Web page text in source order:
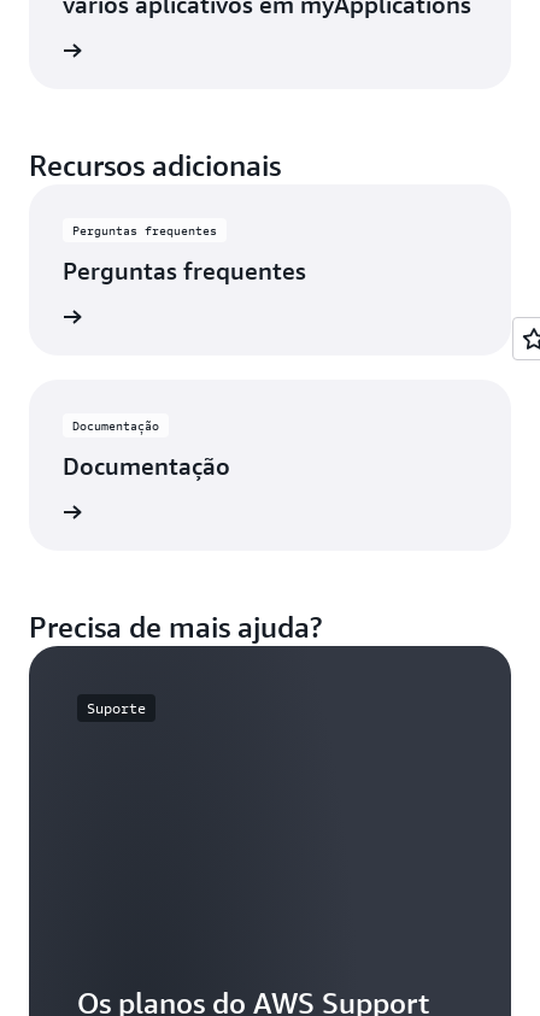
Recursos adicionais
Perguntas frequentes
Perguntas frequentes
Documentação
Documentação
Precisa de mais ajuda?
Suporte
Os planos do AWS Support